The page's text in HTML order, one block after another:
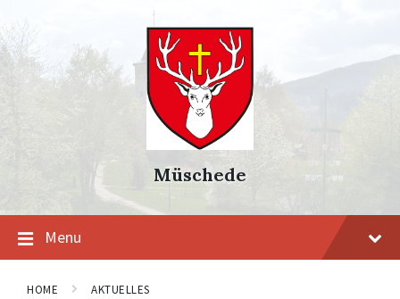
to
content
to
main
navigation
to
footer
Müschede
Menu
HOME AKTUELLES